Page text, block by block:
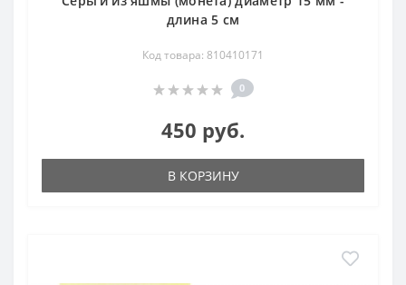
длина 5 см
Код товара: 810410171
0
450 руб.
В КОРЗИНУ